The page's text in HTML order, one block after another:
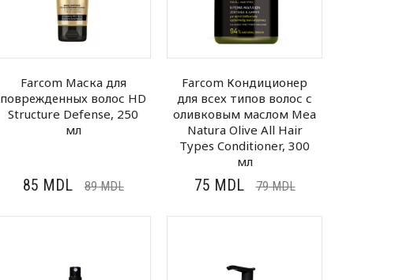
Farcom Маска для
поврежденных волос HD
Structure Defense, 250
мл
85 MDL 89MDL
Farcom Кондиционер
для всех типов волос с
оливковым маслом Mea
Natura Olive All Hair
Types Conditioner, 300
мл
75 MDL 79MDL